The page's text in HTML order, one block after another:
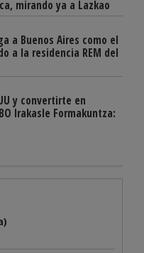
mirando ya a Lazkao
a Buenos Aires como el
a la residencia REM del
y convertirte en
Irakasle Formakuntza: